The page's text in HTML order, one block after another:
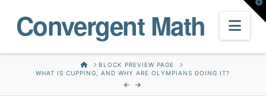
Convergent Math
HOMEBLOCK PREVIEW PAGE
WHAT IS CUPPING, AND WHY ARE OLYMPIANS DOING IT?